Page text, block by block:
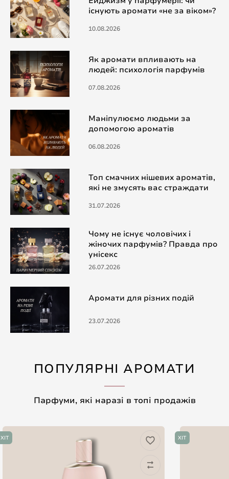
існують аромати «не за віком»?
10.08.2026
Як аромати впливають на
людей: психологія парфумів
07.08.2026
Маніпулюємо людьми за
допомогою ароматів
06.08.2026
Топ смачних нішевих ароматів,
які не змусять вас страждати
31.07.2026
Чому не існує чоловічих і
жіночих парфумів? Правда про
унісекс
26.07.2026
Аромати для різних подій
23.07.2026
ПОПУЛЯРНІ АРОМАТИ
Парфуми, які наразі в топі продажів
ХІТ ХІТ